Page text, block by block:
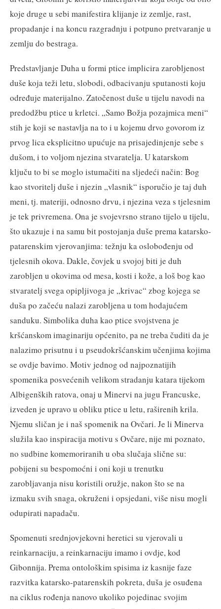
koje druge u sebi manifestira klijanje iz zemlje, rast,
propadanje i na koncu razgradnju i potpuno pretvaranje u
zemlju do bestraga.
Predstavljanje Duha u formi ptice implicira zarobljenost
duše koja teži letu, slobodi, odbacivanju sputanosti koju
određuje materijalno. Zatočenost duše u tijelu navodi na
predodžbu ptice u krletci. „Samo Božja pozajmica meni“
stih je koji se nastavlja na to i u kojemu drvo govorom iz
prvog lica eksplicitno upućuje na prisajedinjenje sebe s
dušom, i to voljom njezina stvaratelja. U katarskom
ključu to bi se moglo istumačiti na sljedeći način: Bog
kao stvoritelj duše i njezin „vlasnik“ isporučio je taj duh
meni, tj. materiji, odnosno drvu, i njezina veza s tjelesnim
je tek privremena. Ona je svojevrsno strano tijelo u tijelu,
što ukazuje i na samu bit postojanja duše prema katarsko-
patarenskim vjerovanjima: težnju ka oslobođenju od
tjelesnih okova. Dakle, čovjek u svojoj biti je duh
zarobljen u okovima od mesa, kosti i kože, a loš bog kao
stvaratelj svega opipljivoga je „krivac“ zbog kojega se
duša po začeću nalazi zarobljena u tom hodajućem
sanduku. Simbolika duha kao ptice svojstvena je
kršćanskom imaginariju općenito, pa ne treba čuditi da je
nalazimo prisutnu i u pseudokršćanskim učenjima kojima
se ovdje bavimo. Motiv jednog od najpoznatijih
spomenika posvećenih velikom stradanju katara tijekom
Albigenških ratova, onaj u Minervi na jugu Francuske,
izveden je upravo u obliku ptice u letu, raširenih krila.
Njemu sličan je i naš spomenik na Ovčari. Je li Minerva
služila kao inspiracija motivu s Ovčare, nije mi poznato,
no sudbine komemoriranih u oba slučaja slične su:
pobijeni su bespomoćni i oni koji u trenutku
zarobljavanja nisu koristili oružje, nakon što se na
izmaku svih snaga, okruženi i opsjedani, više nisu mogli
odupirati napadaču.
Spomenuti srednjovjekovni heretici su vjerovali u
reinkarnaciju, a reinkarnaciju imamo i ovdje, kod
Gibonnija. Prema ontološkim spisima iz kasnije faze
razvitka katarsko-patarenskih pokreta, duša je osuđena
na ciklus rođenja nanovo ukoliko pojedinac svojim